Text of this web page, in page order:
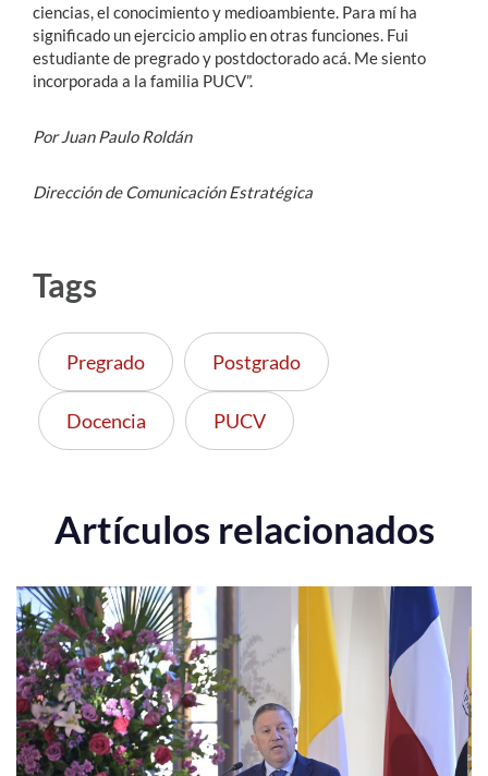
ciencias, el conocimiento y medioambiente. Para mí ha
significado un ejercicio amplio en otras funciones. Fui
estudiante de pregrado y postdoctorado acá. Me siento
incorporada a la familia PUCV”.
Por Juan Paulo Roldán
Dirección de Comunicación Estratégica
Tags
Pregrado Postgrado
Docencia PUCV
Artículos relacionados